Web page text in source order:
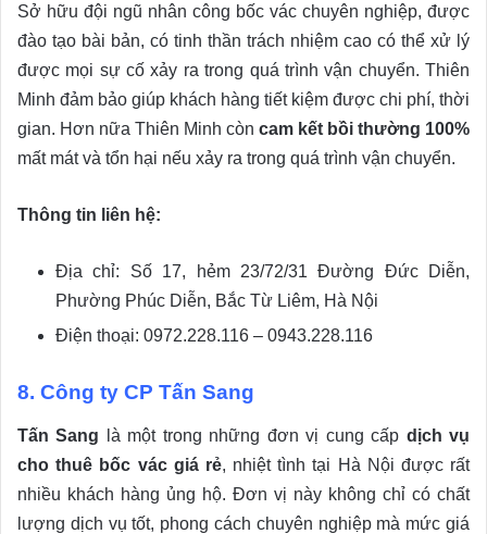
Sở hữu đội ngũ nhân công bốc vác chuyên nghiệp, được
đào tạo bài bản, có tinh thần trách nhiệm cao có thể xử lý
được mọi sự cố xảy ra trong quá trình vận chuyển. Thiên
Minh đảm bảo giúp khách hàng tiết kiệm được chi phí, thời
gian. Hơn nữa Thiên Minh còn cam kết bồi thường 100%
mất mát và tổn hại nếu xảy ra trong quá trình vận chuyển.
Thông tin liên hệ:
Địa chỉ: Số 17, hẻm 23/72/31 Đường Đức Diễn,
Phường Phúc Diễn, Bắc Từ Liêm, Hà Nội
Điện thoại: 0972.228.116 – 0943.228.116
8. Công ty CP Tấn Sang
Tấn Sang là một trong những đơn vị cung cấp dịch vụ
cho thuê bốc vác giá rẻ, nhiệt tình tại Hà Nội được rất
nhiều khách hàng ủng hộ. Đơn vị này không chỉ có chất
lượng dịch vụ tốt, phong cách chuyên nghiệp mà mức giá